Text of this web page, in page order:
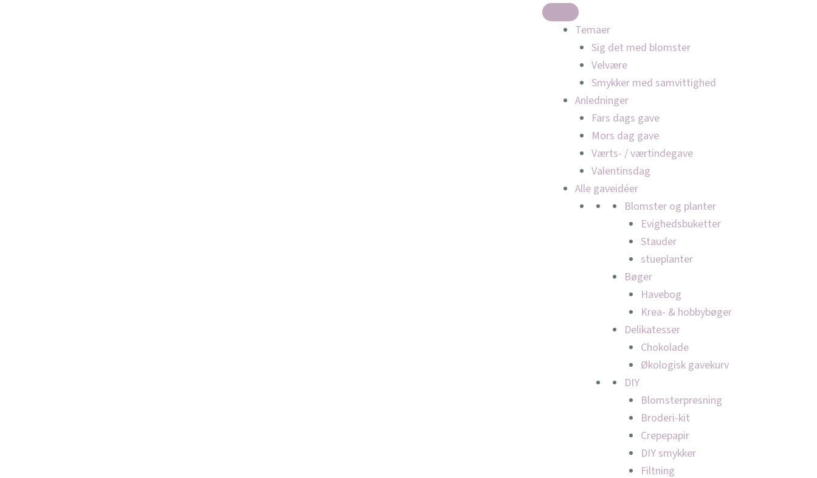
Temaer
Sig det med blomster
Velvære
Smykker med samvittighed
Anledninger
Fars dags gave
Mors dag gave
Værts- / værtindegave
Valentinsdag
Alle gaveidéer
Blomster og planter
Evighedsbuketter
Stauder
stueplanter
Bøger
Havebog
Krea- & hobbybøger
Delikatesser
Chokolade
Økologisk gavekurv
DIY
Blomsterpresning
Broderi-kit
Crepepapir
DIY smykker
Filtning